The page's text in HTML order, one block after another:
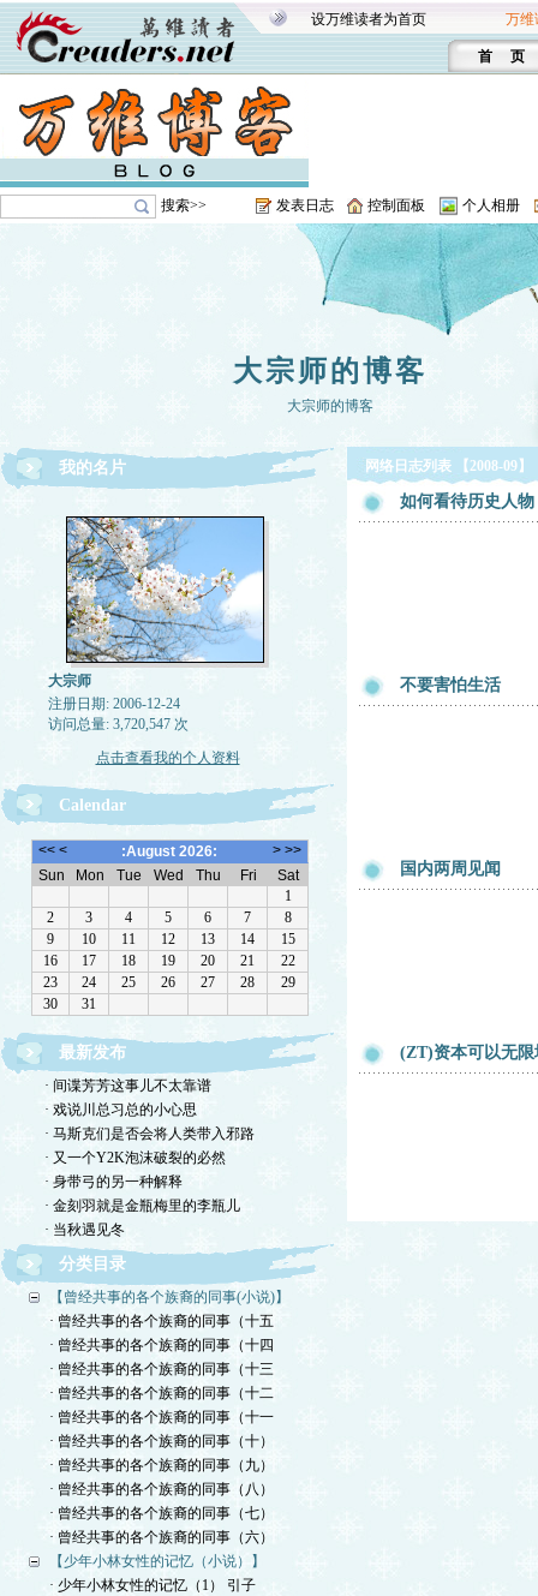
设万维读者为首页 万维
首 页
搜索>> 发表日志 控制面板 个人相册
大宗师的博客
大宗师的博客
我的名片
大宗师
注册日期: 2006-12-24
访问总量: 3,720,547 次
点击查看我的个人资料
Calendar
最新发布
· 间谍芳芳这事儿不太靠谱
· 戏说川总习总的小心思
· 马斯克们是否会将人类带入邪路
· 又一个Y2K泡沫破裂的必然
· 身带弓的另一种解释
· 金刻羽就是金瓶梅里的李瓶儿
· 当秋遇见冬
分类目录
【曾经共事的各个族裔的同事(小说)】
· 曾经共事的各个族裔的同事（十五
· 曾经共事的各个族裔的同事（十四
· 曾经共事的各个族裔的同事（十三
· 曾经共事的各个族裔的同事（十二
· 曾经共事的各个族裔的同事（十一
· 曾经共事的各个族裔的同事（十）
· 曾经共事的各个族裔的同事（九）
· 曾经共事的各个族裔的同事（八）
· 曾经共事的各个族裔的同事（七）
· 曾经共事的各个族裔的同事（六）
【少年小林女性的记忆（小说）】
· 少年小林女性的记忆（1） 引子
网络日志列表 【2008-09】
如何看待历史人物
不要害怕生活
国内两周见闻
(ZT)资本可以无